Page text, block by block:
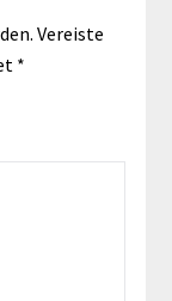
Vereiste
*